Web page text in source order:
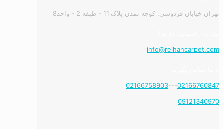
تهران خیابان فردوسی, کوچه تمدن پلاک 11 - طبقه 2 - واحد8
info@reihancarpet.com
02166760847
---
02166758903
09121340970